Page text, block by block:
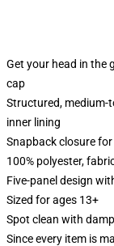
Get your head in the
cap
Structured, medium-
inner lining
Snapback closure
100% polyester,
Five-panel design
Sized for ages 13+
Spot clean with
Since every item is